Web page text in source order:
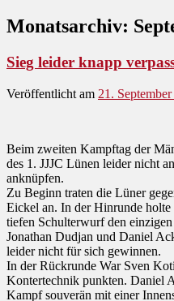
Monatsarchiv:
Sieg leider knapp
Veröffentlicht am 21.
Beim zweiten Kampftag der
des 1. JJJC Lünen leider nicht
anknüpfen.
Zu Beginn traten die Lüner
Eickel an. In der Hinrunde
tiefen Schulterwurf den
Jonathan Dudjan und Daniel
leider nicht für sich gewinnen.
In der Rückrunde War Sven
Kontertechnik punkten. Daniel
Kampf souverän mit einer